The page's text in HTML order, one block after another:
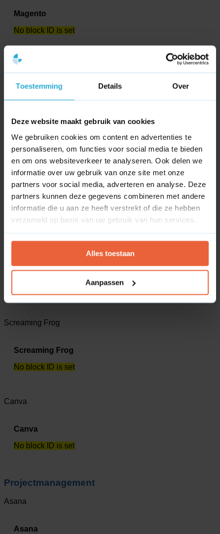
Toestemming Details Over
Deze website maakt gebruik van cookies
We gebruiken cookies om content en advertenties te
personaliseren, om functies voor social media te bieden
en om ons websiteverkeer te analyseren. Ook delen we
informatie over uw gebruik van onze site met onze
partners voor social media, adverteren en analyse. Deze
partners kunnen deze gegevens combineren met andere
informatie die u aan ze heeft verstrekt of die ze hebben
verzameld op basis van uw gebruik van hun services.
Alles toestaan
Aanpassen
Magento
No block ID is set
Shopify
Tooling
Ahrefs
Ahrefs
No block ID is set
Channable
Channable
Screaming Frog
Screaming Frog
No block ID is set
Canva
Canva
No block ID is set
Projectmanagement
Asana
Asana